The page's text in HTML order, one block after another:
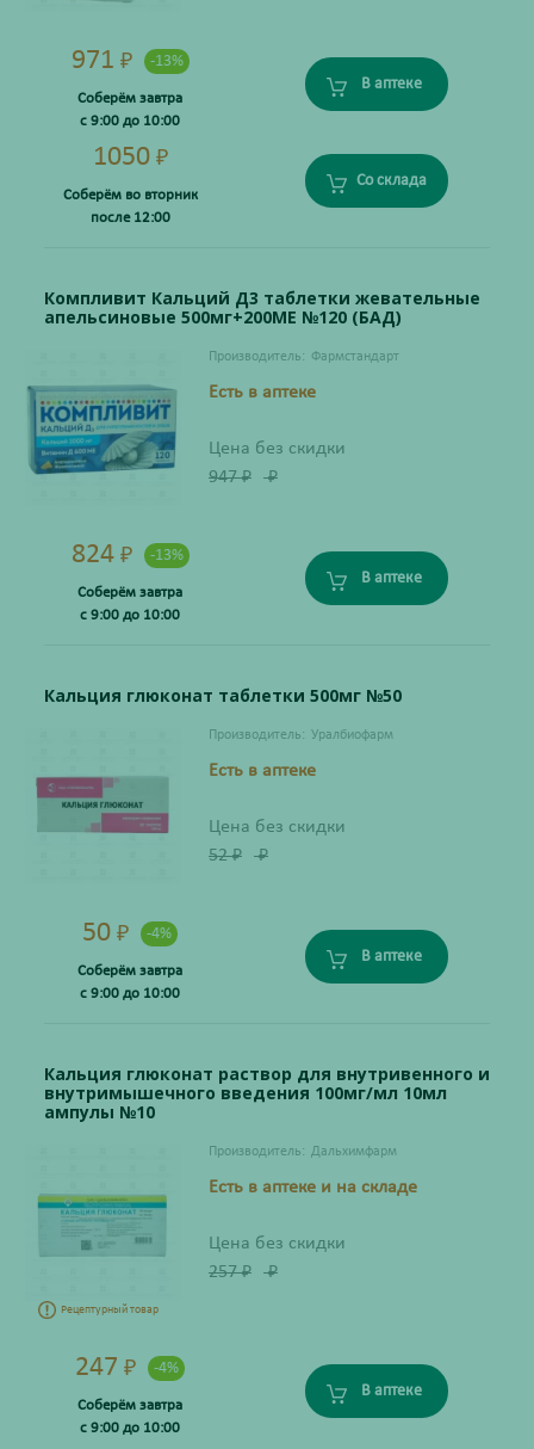
971 ₽ -13%
Соберём завтра
с 9:00 до 10:00
В аптеке
1050 ₽
Соберём во вторник
после 12:00
Со склада
Компливит Кальций Д3 таблетки жевательные
апельсиновые 500мг+200МЕ №120 (БАД)
Производитель: Фармстандарт
Есть в аптеке
Цена без скидки
947₽ ₽
824 ₽ -13%
Соберём завтра
с 9:00 до 10:00
В аптеке
Кальция глюконат таблетки 500мг №50
Производитель: Уралбиофарм
Есть в аптеке
Цена без скидки
52₽ ₽
50 ₽ -4%
Соберём завтра
с 9:00 до 10:00
В аптеке
Кальция глюконат раствор для внутривенного и
внутримышечного введения 100мг/мл 10мл
ампулы №10
Рецептурный товар
Производитель: Дальхимфарм
Есть в аптеке и на складе
Цена без скидки
257₽ ₽
247 ₽ -4%
Соберём завтра
с 9:00 до 10:00
В аптеке